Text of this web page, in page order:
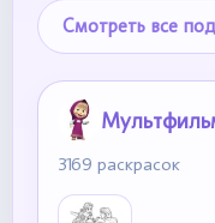
Смотреть все
3169 раскрасок